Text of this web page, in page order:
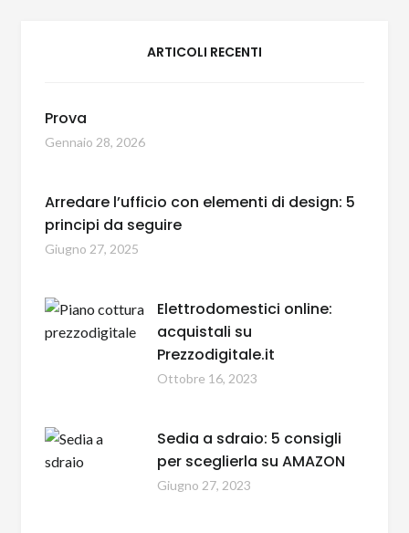
ARTICOLI RECENTI
Prova
Gennaio 28, 2026
Arredare l’ufficio con elementi di design: 5
principi da seguire
Giugno 27, 2025
Elettrodomestici online:
acquistali su
Prezzodigitale.it
Ottobre 16, 2023
Sedia a sdraio: 5 consigli
per sceglierla su AMAZON
Giugno 27, 2023